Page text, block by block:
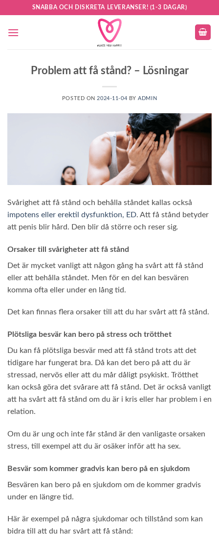
to
content
SNABBA OCH DISKRETA LEVERANSER! (1-3 DAGAR)
Problem att få stånd? – Lösningar
POSTED ON 2024-11-04 BYADMIN
Svårighet att få stånd och behålla ståndet kallas också
impotens eller erektil dysfunktion, ED. Att få stånd betyder
att penis blir hård. Den blir då större och reser sig.
Orsaker till svårigheter att få stånd
Det är mycket vanligt att någon gång ha svårt att få stånd
eller att behålla ståndet. Men för en del kan besvären
komma ofta eller under en lång tid.
Det kan finnas flera orsaker till att du har svårt att få stånd.
Plötsliga besvär kan bero på stress och trötthet
Du kan få plötsliga besvär med att få stånd trots att det
tidigare har fungerat bra. Då kan det bero på att du är
stressad, nervös eller att du mår dåligt psykiskt. Trötthet
kan också göra det svårare att få stånd. Det är också vanligt
att ha svårt att få stånd om du är i kris eller har problem i en
relation.
Om du är ung och inte får stånd är den vanligaste orsaken
stress, till exempel att du är osäker inför att ha sex.
Besvär som kommer gradvis kan bero på en sjukdom
Besvären kan bero på en sjukdom om de kommer gradvis
under en längre tid.
Här är exempel på några sjukdomar och tillstånd som kan
bidra till att du har svårt att få stånd: